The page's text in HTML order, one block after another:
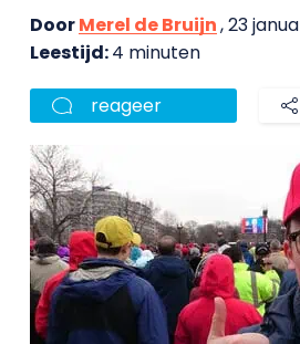
DoorMerel de Bruijn, 23
Leestijd:4 minuten
reageer